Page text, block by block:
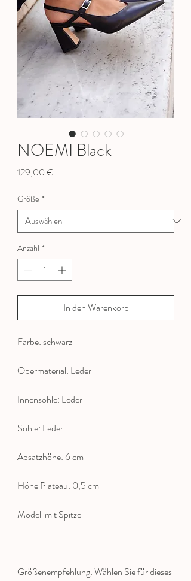
NOEMI Black
129,00 €
Größe *
Anzahl *
In den Warenkorb
Farbe: schwarz
Obermaterial: Leder
Innensohle: Leder
Sohle: Leder
Absatzhöhe: 6 cm
Höhe Plateau: 0,5 cm
Modell mit Spitze
Größenempfehlung: Wählen Sie für dieses